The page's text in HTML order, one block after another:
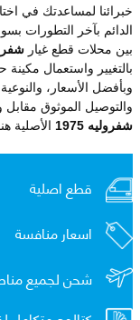
خبرائنا لمساعدتك في
الدائم بآخر التطورات
بين محلات قطع غيار
بالتغيير واستعمال
وبأفضل الأسعار،
والتوصيل الموثوق
شفروليه 1975
الأصلية
قطع اصلية
اسعار منافسة
شحن لجميع